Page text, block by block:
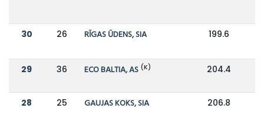
30 26 RĪGAS ŪDENS, SIA 199.6
29 36 ECO BALTIA, AS (K) 204.4
28 25 GAUJAS KOKS, SIA 206.8